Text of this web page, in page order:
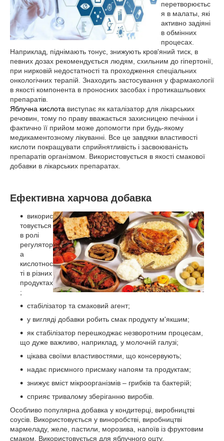
перетворюєтьс
я в малаты, які
активно задіяні
в обмінних
процесах.
Наприклад, піднімають тонус, знижують кров'яний тиск, в
певних дозах рекомендується людям, схильним до гіпертонії,
при нирковій недостатності та проходження спеціальних
онкологічних терапій. Знаходить застосування у фармакології
в якості компонента в проносних засобах і протикашльових
препаратів.
Яблучна кислота виступає як каталізатор для лікарських
речовин, тому по праву вважається захисницею печінки і
фактично її прийом може допомогти при будь-якому
медикаментозному лікуванні. Все це завдяки властивості
кислоти покращувати сприйнятливість і засвоюваність
препаратів організмом. Використовується в якості смакової
добавки в лікарських препаратах.
Ефективна харчова добавка
викорис
товується
в ролі
регулятор
а
кислотнос
ті в різних
продуктах
;
стабілізатор та смаковий агент;
у вигляді добавки робить смак продукту м'якшим;
як стабілізатор перешкоджає незворотним процесам,
що дуже важливо, наприклад, у молочній галузі;
цікава своїми властивостями, що консервують;
надає приємного присмаку напоям та продуктам;
знижує вміст мікроорганізмів – грибків та бактерій;
сприяє тривалому зберіганню виробів.
Особливо популярна добавка у кондитерці, виробництві
соусів. Використовується у виноробстві, виробництві
мармеладу, желе, пастили, морозива, напоїв із фруктовим
смаком. Використовується для яблучного оцту.